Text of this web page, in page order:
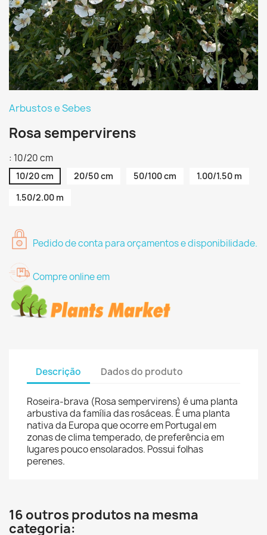
Arbustos e Sebes
Rosa sempervirens
: 10/20 cm
10/20 cm 20/50 cm 50/100 cm
1.00/1.50 m
1.50/2.00 m
Pedido de conta para orçamentos e disponibilidade.
Compre online em
Descrição Dados do produto
Roseira-brava (Rosa sempervirens) é uma planta
arbustiva da família das rosáceas. É uma planta
nativa da Europa que ocorre em Portugal em
zonas de clima temperado, de preferência em
lugares pouco ensolarados. Possui folhas
perenes.
16 outros produtos na mesma
categoria: